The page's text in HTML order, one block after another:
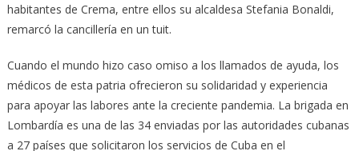
habitantes de Crema, entre ellos su alcaldesa Stefania Bonaldi,
remarcó la cancillería en un tuit.
Cuando el mundo hizo caso omiso a los llamados de ayuda, los
médicos de esta patria ofrecieron su solidaridad y experiencia
para apoyar las labores ante la creciente pandemia. La brigada en
Lombardía es una de las 34 enviadas por las autoridades cubanas
a 27 países que solicitaron los servicios de Cuba en el